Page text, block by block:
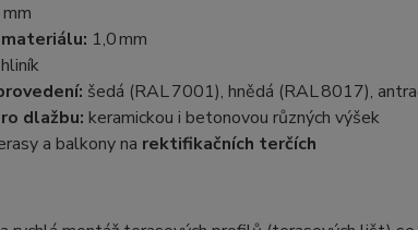
1,0 mm
hliník
šedá (RAL 7001), hnědá (RAL 8017),
dlažbu: keramickou i betonovou různých výšek
a balkony na rektifikačních terčích